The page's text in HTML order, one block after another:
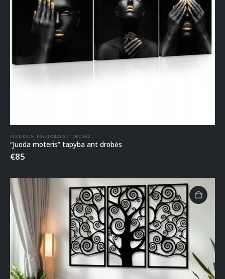
PAVEIKSLAI, PAVEIKSLAI ANT DROBĖS
“Juoda moteris” tapyba ant drobės
€85